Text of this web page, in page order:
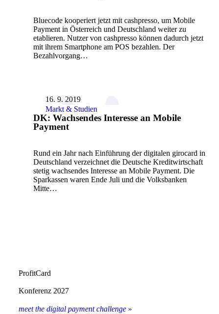
Bluecode kooperiert jetzt mit cashpresso, um Mobile
Payment in Österreich und Deutschland weiter zu
etablieren. Nutzer von cashpresso können dadurch jetzt
mit ihrem Smartphone am POS bezahlen. Der
Bezahlvorgang…
16. 9. 2019
Markt & Studien
DK: Wachsendes Interesse an Mobile
Payment
Rund ein Jahr nach Einführung der digitalen girocard in
Deutschland verzeichnet die Deutsche Kreditwirtschaft
stetig wachsendes Interesse an Mobile Payment. Die
Sparkassen waren Ende Juli und die Volksbanken
Mitte…
ProfitCard
Konferenz 2027
meet the digital payment challenge »